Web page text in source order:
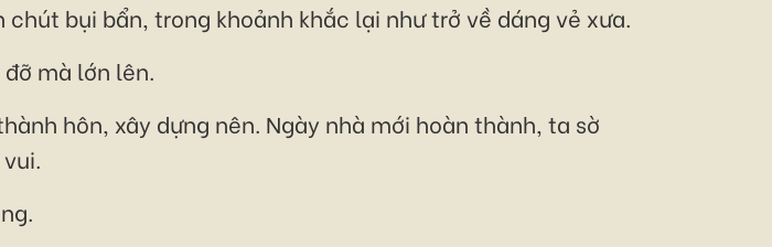
bụi bẩn, trong khoảnh khắc lại như trở về dáng vẻ xưa.
mà lớn lên.
hôn, xây dựng nên. Ngày nhà mới hoàn thành, ta sờ